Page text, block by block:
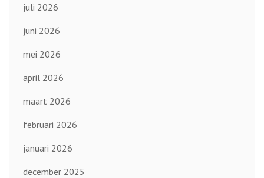
juli 2026
juni 2026
mei 2026
april 2026
maart 2026
februari 2026
januari 2026
december 2025